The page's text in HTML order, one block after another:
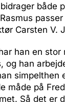
både
Carsten V.
han en stor
og han
simpelthen
måde på
Så det er